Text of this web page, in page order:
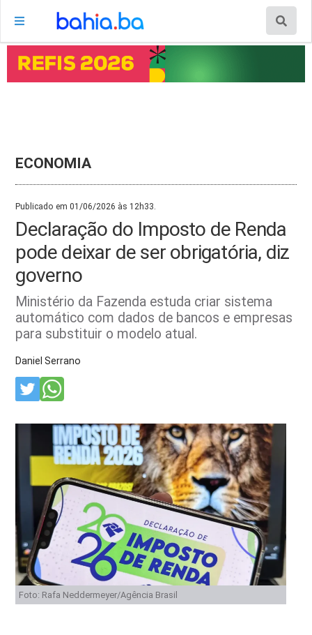
ECONOMIA
Publicado em 01/06/2026 às 12h33.
Declaração do Imposto de Renda
pode deixar de ser obrigatória, diz
governo
Ministério da Fazenda estuda criar sistema
automático com dados de bancos e empresas
para substituir o modelo atual.
Daniel Serrano
Foto: Rafa Neddermeyer/Agência Brasil